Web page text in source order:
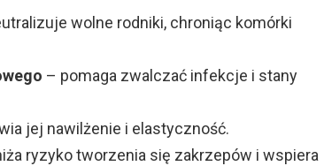
wolne rodniki, chroniąc komórki
– pomaga zwalczać infekcje i stany
jej nawilżenie i elastyczność.
ryzyko tworzenia się zakrzepów i wspiera